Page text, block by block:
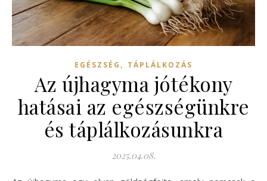
EGÉSZSÉG , TÁPLÁLKOZÁS
Az újhagyma jótékony
hatásai az egészségünkre
és táplálkozásunkra
2025.04.08.